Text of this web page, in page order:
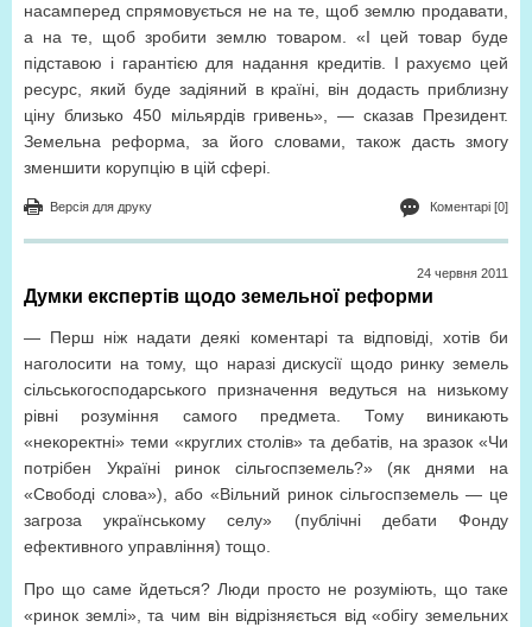
насамперед спрямовується не на те, щоб землю продавати,
а на те, щоб зробити землю товаром. «І цей товар буде
підставою і гарантією для надання кредитів. І рахуємо цей
ресурс, який буде задіяний в країні, він додасть приблизну
ціну близько 450 мільярдів гривень», — сказав Президент.
Земельна реформа, за його словами, також дасть змогу
зменшити корупцію в цій сфері.
Коментарі [0]
Версія для друку
24 червня 2011
Думки експертів щодо земельної реформи
— Перш ніж надати деякі коментарі та відповіді, хотів би
наголосити на тому, що наразі дискусії щодо ринку земель
сільськогосподарського призначення ведуться на низькому
рівні розуміння самого предмета. Тому виникають
«некоректні» теми «круглих столів» та дебатів, на зразок «Чи
потрібен Україні ринок сільгоспземель?» (як днями на
«Свободі слова»), або «Вільний ринок сільгоспземель — це
загроза українському селу» (публічні дебати Фонду
ефективного управління) тощо.
Про що саме йдеться? Люди просто не розуміють, що таке
«ринок землі», та чим він відрізняється від «обігу земельних